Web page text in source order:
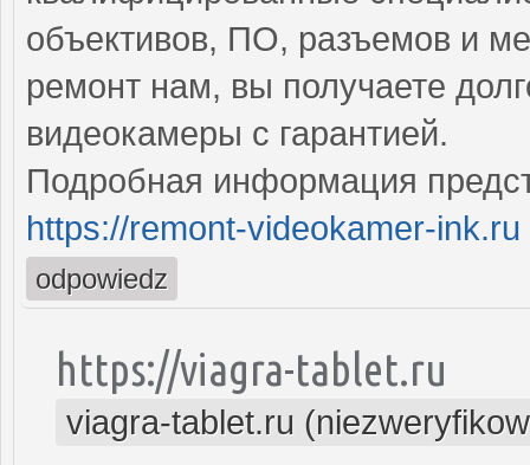
объективов, ПО, разъемов и
ремонт нам, вы получаете
видеокамеры с гарантией.
Подробная информация
https://remont-videokamer-ink.ru
odpowiedz
https://viagra-tablet.ru
viagra-tablet.ru